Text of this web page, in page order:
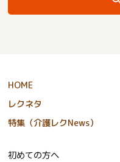
HOME
レクネタ
特集（介護レクNews）
初めての方へ